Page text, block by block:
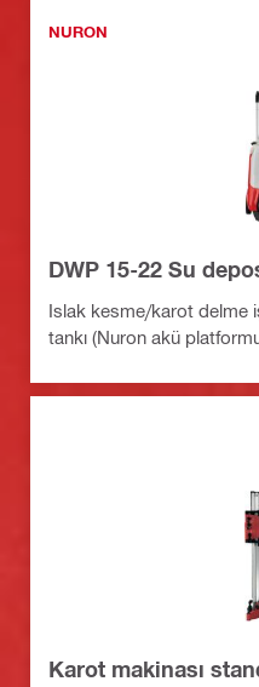
NURON
DWP 15-22 Su
Islak kesme/karot delme
tankı (Nuron akü
Karot makinası